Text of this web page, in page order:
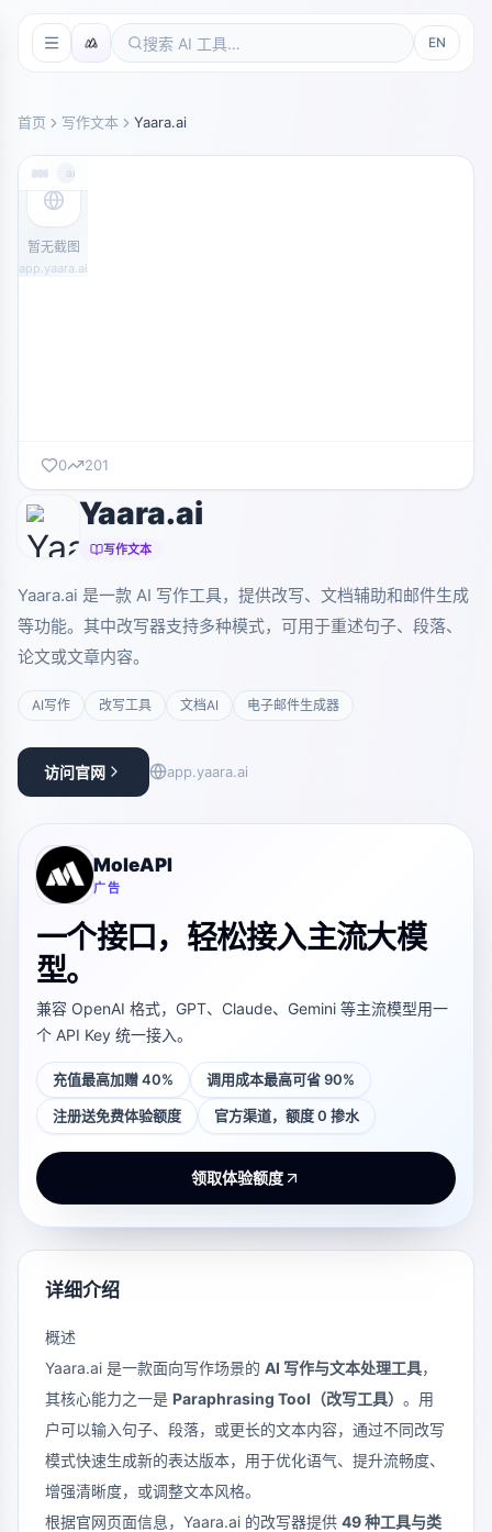
EN
首页 写作文本 Yaara.ai
app.yaara.ai
暂无截图
app.yaara.ai
0 201
Yaara.ai
写作文本
Yaara.ai 是一款 AI 写作工具，提供改写、文档辅助和邮件生成
等功能。其中改写器支持多种模式，可用于重述句子、段落、
论文或文章内容。
AI写作 改写工具 文档AI 电子邮件生成器
访问官网 app.yaara.ai
MoleAPI
广告
一个接口，轻松接入主流大模
型。
兼容 OpenAI 格式，GPT、Claude、Gemini 等主流模型用一
个 API Key 统一接入。
充值最高加赠 40% 调用成本最高可省 90%
注册送免费体验额度 官方渠道，额度 0 掺水
领取体验额度
详细介绍
概述
Yaara.ai 是一款面向写作场景的 AI 写作与文本处理工具，
其核心能力之一是 Paraphrasing Tool（改写工具） 。用
户可以输入句子、段落，或更长的文本内容，通过不同改写
模式快速生成新的表达版本，用于优化语气、提升流畅度、
增强清晰度，或调整文本风格。
根据官网页面信息，Yaara.ai 的改写器提供 49 种工具与类